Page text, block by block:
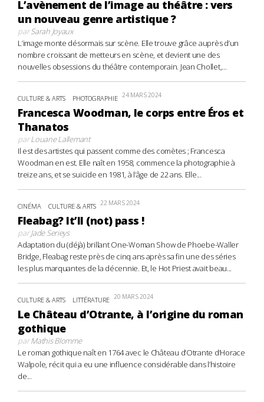
L’avènement de l’image au théâtre : vers
un nouveau genre artistique ?
parSarah Joyaux
L’image monte désormais sur scène. Elle trouve grâce auprès d’un
nombre croissant de metteurs en scène, et devient une des
nouvelles obsessions du théâtre contemporain. Jean Chollet,...
CULTURE & ARTS PHOTOGRAPHIE 24 MARS 2024
Francesca Woodman, le corps entre Éros et
Thanatos
parLouane Lallemant
Il est des artistes qui passent comme des comètes ; Francesca
Woodman en est. Elle naît en 1958, commence la photographie à
treize ans, et se suicide en 1981, à l’âge de 22 ans. Elle...
CINÉMA CULTURE & ARTS 22 MARS 2024
Fleabag? It’ll (not) pass !
parJade Serieys
Adaptation du (déjà) brillant One-Woman Show de Phoebe-Waller
Bridge, Fleabag reste près de cinq ans après sa fin une des séries
les plus marquantes de la décennie. Et, le Hot Priest avait beau...
CULTURE & ARTS LITTÉRATURE 20 MARS 2024
Le Château d’Otrante, à l’origine du roman
gothique
parMathis Blomme
Le roman gothique naît en 1764 avec le Château d’Otrante d’Horace
Walpole, récit qui a eu une influence considérable dans l’histoire
de...